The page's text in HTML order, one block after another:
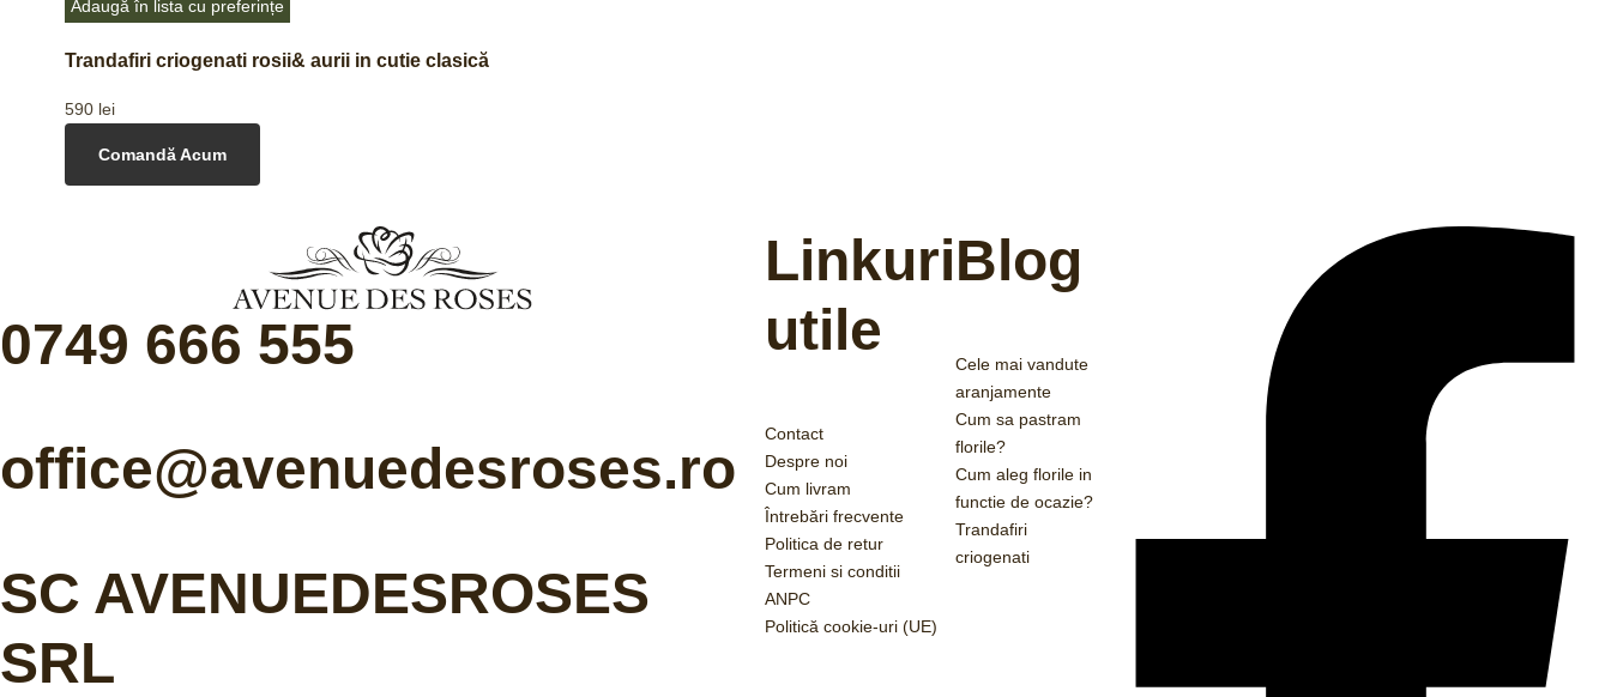
Adaugă în lista cu preferințe
Trandafiri criogenati rosii& aurii in cutie clasică
590 lei
Comandă Acum
0749 666 555
office@avenuedesroses.ro
SC AVENUEDESROSES
SRL
Linkuri
utile
Contact
Despre noi
Cum livram
Întrebări frecvente
Politica de retur
Termeni si conditii
ANPC
Politică cookie-uri (UE)
Blog
Cele mai vandute
aranjamente
Cum sa pastram
florile?
Cum aleg florile in
functie de ocazie?
Trandafiri
criogenati